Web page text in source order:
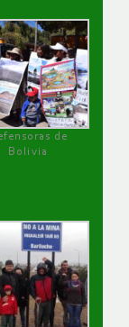
de
Bolivia